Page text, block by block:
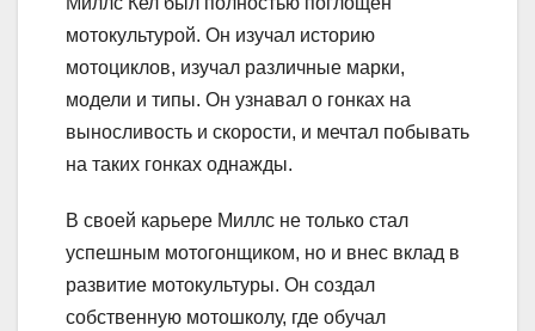
мотокультурой. Он изучал историю
мотоциклов, изучал различные марки,
модели и типы. Он узнавал о гонках на
выносливость и скорости, и мечтал побывать
на таких гонках однажды.
В своей карьере Миллс не только стал
успешным мотогонщиком, но и внес вклад в
развитие мотокультуры. Он создал
собственную мотошколу, где обучал